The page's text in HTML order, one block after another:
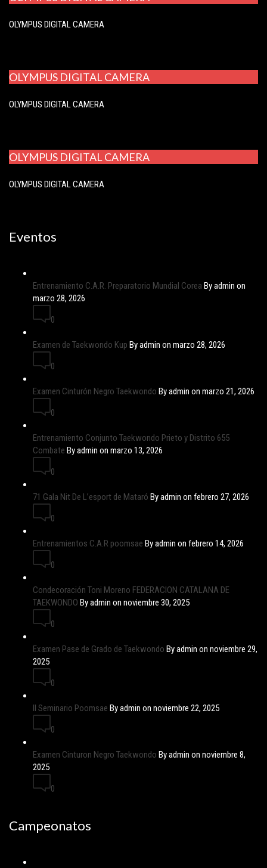
OLYMPUS DIGITAL CAMERA
OLYMPUS DIGITAL CAMERA
OLYMPUS DIGITAL CAMERA
OLYMPUS DIGITAL CAMERA
OLYMPUS DIGITAL CAMERA
Eventos
Entrenamiento C.A.R. Preparatorio Mundial Corea By admin on
marzo 28, 2026
0
Examen de Taekwondo Kup By admin on marzo 28, 2026
0
Examen Cinturón Negro Taekwondo By admin on marzo 21, 2026
0
Entrenamiento Conjunto Taekwondo Prieto y Distrito 655
Combate By admin on marzo 13, 2026
0
71 Gala Nit De L’esport de Mataró By admin on febrero 27, 2026
0
Entrenamientos C.A.R poomsae By admin on febrero 14, 2026
0
Condecoración Toni Moreno FEDERACION CATALANA DE
TAEKWONDO By admin on noviembre 30, 2025
0
Examen Pase de Grado de Taekwondo By admin on noviembre 29,
2025
0
II Seminario Poomsae By admin on noviembre 22, 2025
0
Examen Cinturon Negro Taekwondo By admin on noviembre 8,
2025
0
Campeonatos